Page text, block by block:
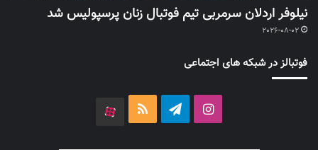
نیلوفر اردلان سرمربی تیم فوتبال زنان پرسپولیس شد
2026-08-02
فوتبالز در شبکه های اجتماعی
اینستاگرامتلگرام خوراک